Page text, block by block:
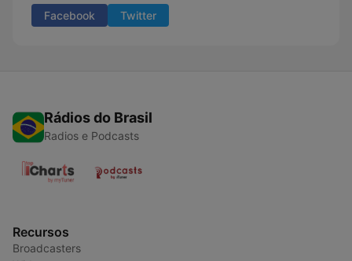
Facebook Twitter
Rádios do Brasil
Radios e Podcasts
Recursos
Broadcasters